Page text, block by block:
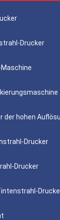
Drucker
der hohen
Drucker
Drucker